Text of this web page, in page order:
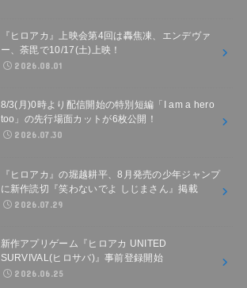
『ヒロアカ』上映会第4回は轟焦凍、エンデヴァ
ー、荼毘で10/17(土)上映！
2026.08.01
8/3(月)0時より配信開始の特別短編「I am a hero
too」の先行場面カットが6枚公開！
2026.07.30
『ヒロアカ』の堀越耕平、8月発売の少年ジャンプ
に新作読切『笑わないでよ しじまさん』掲載
2026.07.29
新作アプリゲーム『ヒロアカ UNITED
SURVIVAL(ヒロサバ)』事前登録開始
2026.06.25